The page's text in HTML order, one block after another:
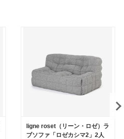
ligne roset（リーン・ロゼ）ラ
ブソファ「ロゼカシマ2」2人